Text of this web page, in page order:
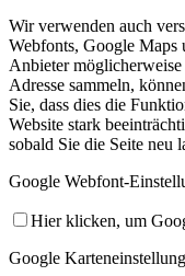
Wir verwenden auch
Webfonts, Google Maps
Anbieter
Adresse sammeln,
Sie, dass dies die
Website stark
sobald Sie die Seite neu
Google Webfont-
Hier klicken, um
Google